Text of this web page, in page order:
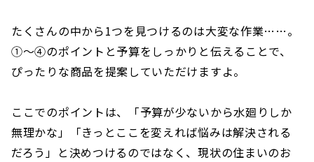
たくさんの中から1つを見つけるのは大変な作業……。
①〜④のポイントと予算をしっかりと伝えることで、
ぴったりな商品を提案していただけますよ。
ここでのポイントは、「予算が少ないから水廻りしか
無理かな」「きっとここを変えれば悩みは解決される
だろう」と決めつけるのではなく、現状の住まいのお